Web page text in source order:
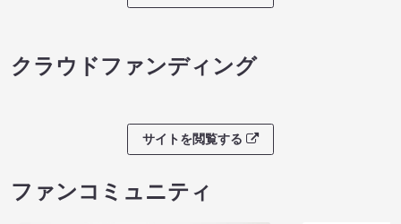
クラウドファンディング
サイトを閲覧する
ファンコミュニティ